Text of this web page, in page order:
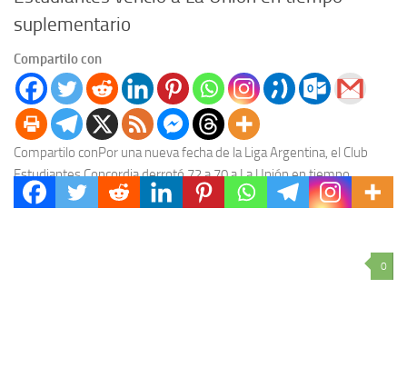
suplementario
Compartilo con
Compartilo conPor una nueva fecha de la Liga Argentina, el Club
Estudiantes Concordia derrotó 72 a 70 a La Unión en tiempo
suplementario. Álvaro Yarza...
0